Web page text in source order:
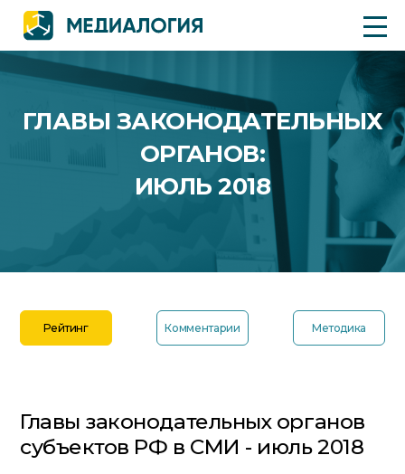
ГЛАВЫ ЗАКОНОДАТЕЛЬНЫХ
ОРГАНОВ:
ИЮЛЬ 2018
Рейтинг Комментарии Методика
Главы законодательных органов
субъектов РФ в СМИ - июль 2018